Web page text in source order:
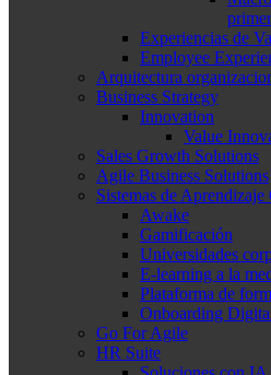
Experiencias de
Employee
Arquitectura
Business Strategy
Innovation
Value
Sales Growth Solutions
Agile Business Solutions
Sistemas de
Awake
Gamificación
Universidades
E-learning a la
Plataforma de
Onboarding
Go For Agile
HR Suite